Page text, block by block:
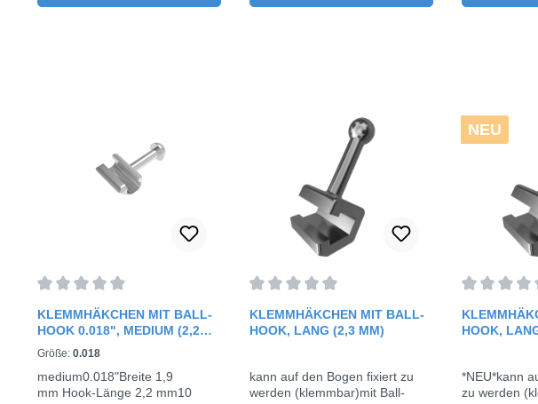
Durchschnittliche Bewertung von 0 von 5 Sternen
KLEMMHÄKCHEN MIT BALL-
HOOK 0.018", MEDIUM (2,2
MM)
Größe: 0.018
medium0.018"Breite 1,9
mm Hook-Länge 2,2 mm10
Durchschnittliche Bewertung von 0 von 5
KLEMMHÄKCHEN MIT BALL-
HOOK, LANG (2,3 MM)
kann auf den Bogen fixiert zu
werden (klemmbar)mit Ball-
NEU
HOOK,
*NEU*kann
zu werden